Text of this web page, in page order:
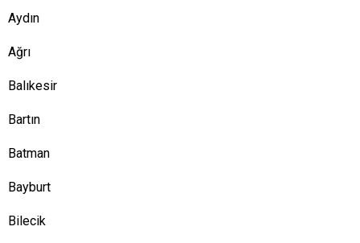
Aydın
Ağrı
Balıkesir
Bartın
Batman
Bayburt
Bilecik